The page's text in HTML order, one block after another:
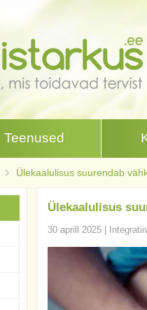
Teenused
Ülekaalulisus suurendab
Ülekaalulisus
30 aprill 2025